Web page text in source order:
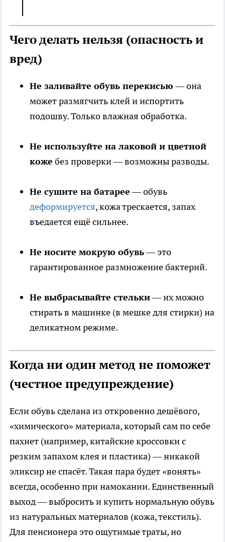
Чего делать нельзя (опасность и
вред)
Не заливайте обувь перекисью— она
может размягчить клей и испортить
подошву. Только влажная обработка.
Не используйте на лаковой и цветной
коже без проверки — возможны разводы.
Не сушите на батарее— обувь
деформируется, кожа трескается, запах
въедается ещё сильнее.
Не носите мокрую обувь— это
гарантированное размножение бактерий.
Не выбрасывайте стельки— их можно
стирать в машинке (в мешке для стирки) на
деликатном режиме.
Когда ни один метод не поможет
(честное предупреждение)
Если обувь сделана из откровенно дешёвого,
«химического» материала, который сам по себе
пахнет (например, китайские кроссовки с
резким запахом клея и пластика) — никакой
эликсир не спасёт. Такая пара будет «вонять»
всегда, особенно при намокании. Единственный
выход — выбросить и купить нормальную обувь
из натуральных материалов (кожа, текстиль).
Для пенсионера это ощутимые траты, но